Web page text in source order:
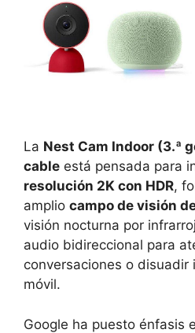
La Nest Cam Indoor (3.ª
cable está pensada para
resolución 2K con HDR,
amplio campo de visión
visión nocturna por
audio bidireccional para
conversaciones o disuadir
móvil.
Google ha puesto énfasis